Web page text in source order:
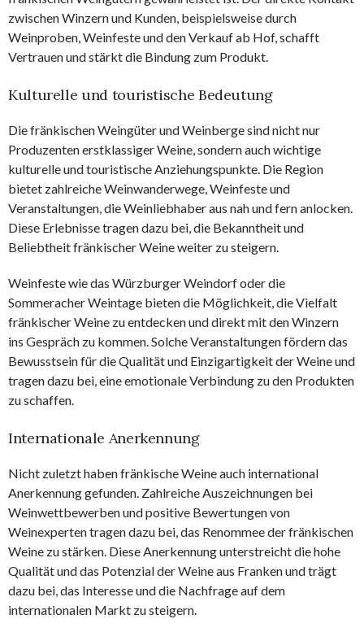
zwischen Winzern und Kunden, beispielsweise durch
Weinproben, Weinfeste und den Verkauf ab Hof, schafft
Vertrauen und stärkt die Bindung zum Produkt.
Kulturelle und touristische Bedeutung
Die fränkischen Weingüter und Weinberge sind nicht nur
Produzenten erstklassiger Weine, sondern auch wichtige
kulturelle und touristische Anziehungspunkte. Die Region
bietet zahlreiche Weinwanderwege, Weinfeste und
Veranstaltungen, die Weinliebhaber aus nah und fern anlocken.
Diese Erlebnisse tragen dazu bei, die Bekanntheit und
Beliebtheit fränkischer Weine weiter zu steigern.
Weinfeste wie das Würzburger Weindorf oder die
Sommeracher Weintage bieten die Möglichkeit, die Vielfalt
fränkischer Weine zu entdecken und direkt mit den Winzern
ins Gespräch zu kommen. Solche Veranstaltungen fördern das
Bewusstsein für die Qualität und Einzigartigkeit der Weine und
tragen dazu bei, eine emotionale Verbindung zu den Produkten
zu schaffen.
Internationale Anerkennung
Nicht zuletzt haben fränkische Weine auch international
Anerkennung gefunden. Zahlreiche Auszeichnungen bei
Weinwettbewerben und positive Bewertungen von
Weinexperten tragen dazu bei, das Renommee der fränkischen
Weine zu stärken. Diese Anerkennung unterstreicht die hohe
Qualität und das Potenzial der Weine aus Franken und trägt
dazu bei, das Interesse und die Nachfrage auf dem
internationalen Markt zu steigern.